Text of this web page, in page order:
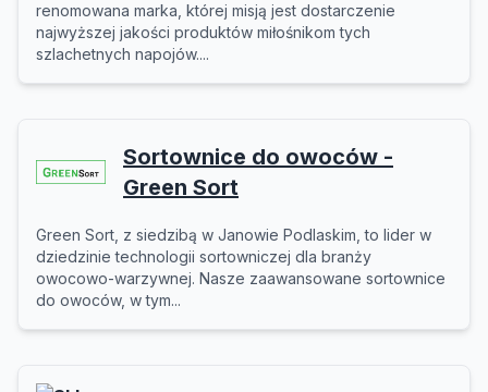
renomowana marka, której misją jest dostarczenie
najwyższej jakości produktów miłośnikom tych
szlachetnych napojów....
Sortownice do owoców -
Green Sort
Green Sort, z siedzibą w Janowie Podlaskim, to lider w
dziedzinie technologii sortowniczej dla branży
owocowo-warzywnej. Nasze zaawansowane sortownice
do owoców, w tym...